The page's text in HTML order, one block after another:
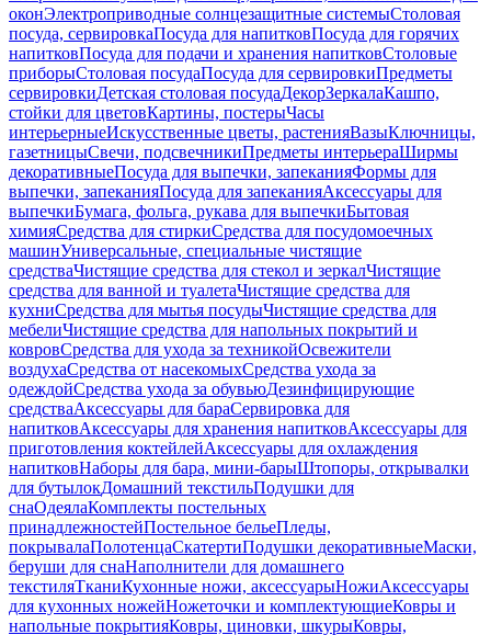
оконЭлектроприводные солнцезащитные системыСтоловая
посуда, сервировкаПосуда для напитковПосуда для горячих
напитковПосуда для подачи и хранения напитковСтоловые
приборыСтоловая посудаПосуда для сервировкиПредметы
сервировкиДетская столовая посудаДекорЗеркалаКашпо,
стойки для цветовКартины, постерыЧасы
интерьерныеИскусственные цветы, растенияВазыКлючницы,
газетницыСвечи, подсвечникиПредметы интерьераШирмы
декоративныеПосуда для выпечки, запеканияФормы для
выпечки, запеканияПосуда для запеканияАксессуары для
выпечкиБумага, фольга, рукава для выпечкиБытовая
химияСредства для стиркиСредства для посудомоечных
машинУниверсальные, специальные чистящие
средстваЧистящие средства для стекол и зеркалЧистящие
средства для ванной и туалетаЧистящие средства для
кухниСредства для мытья посудыЧистящие средства для
мебелиЧистящие средства для напольных покрытий и
ковровСредства для ухода за техникойОсвежители
воздухаСредства от насекомыхСредства ухода за
одеждойСредства ухода за обувьюДезинфицирующие
средстваАксессуары для бараСервировка для
напитковАксессуары для хранения напитковАксессуары для
приготовления коктейлейАксессуары для охлаждения
напитковНаборы для бара, мини-барыШтопоры, открывалки
для бутылокДомашний текстильПодушки для
снаОдеялаКомплекты постельных
принадлежностейПостельное бельеПледы,
покрывалаПолотенцаСкатертиПодушки декоративныеМаски,
беруши для снаНаполнители для домашнего
текстиляТканиКухонные ножи, аксессуарыНожиАксессуары
для кухонных ножейНожеточки и комплектующиеКовры и
напольные покрытияКовры, циновки, шкурыКовры,